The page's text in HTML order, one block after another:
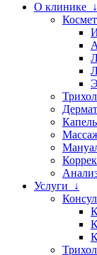
О клинике ↓
Услуги ↓